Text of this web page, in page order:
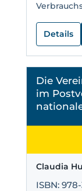
Details
Die
im
Claudia
ISBN: